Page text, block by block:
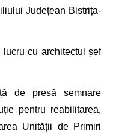
Județean Bistrița-
cu architectul șef
de presă semnare
pentru reabilitarea,
Unității de Primiri